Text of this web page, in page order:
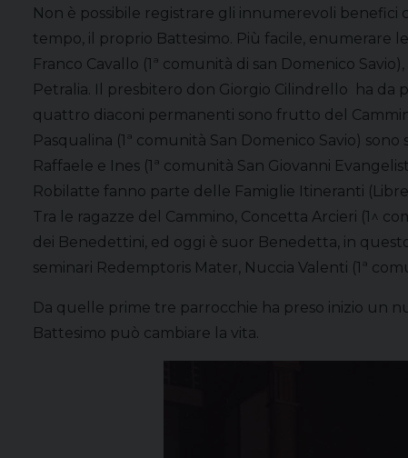
Non è possibile registrare gli innumerevoli
tempo, il proprio Battesimo. Più facile, enumerare
Franco Cavallo (1ª comunità di san Domenico
Petralia. Il presbitero don Giorgio Cilindrello ha da
quattro diaconi permanenti sono frutto del
Pasqualina (1ª comunità San Domenico Savio)
Raffaele e Ines (1ª comunità San Giovanni
Robilatte fanno parte delle Famiglie Itineranti
Tra le ragazze del Cammino, Concetta Arcieri (1^
dei Benedettini, ed oggi è suor Benedetta, in
seminari Redemptoris Mater, Nuccia Valenti (1ª
Da quelle prime tre parrocchie ha preso inizio un
Battesimo può cambiare la vita.